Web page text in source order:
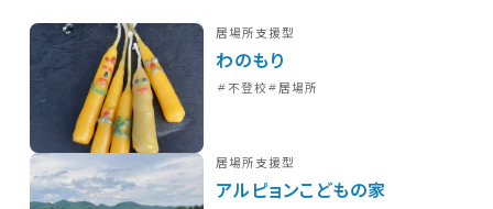
居場所支援型
わのもり
不登校 居場所
居場所支援型
アルピョンこどもの家